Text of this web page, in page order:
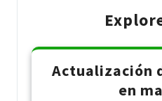
Actualización
en